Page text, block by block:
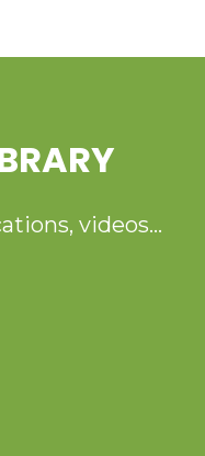
videos...